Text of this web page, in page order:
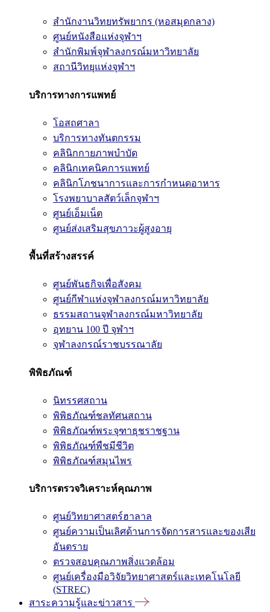
สำนักงานวิทยทรัพยากร (หอสมุดกลาง)
ศูนย์หนังสือแห่งจุฬาฯ
สำนักพิมพ์จุฬาลงกรณ์มหาวิทยาลัย
สถานีวิทยุแห่งจุฬาฯ
บริการทางการแพทย์
โอสถศาลา
บริการทางทันตกรรม
คลินิกกายภาพบำบัด
คลินิกเทคนิคการแพทย์
คลินิกโภชนาการและการกำหนดอาหาร
โรงพยาบาลสัตว์เล็กจุฬาฯ
ศูนย์เอ็มเน็ต
ศูนย์ส่งเสริมสุขภาวะผู้สูงอายุ
พื้นที่สร้างสรรค์
ศูนย์พันธกิจเพื่อสังคม
ศูนย์กีฬาแห่งจุฬาลงกรณ์มหาวิทยาลัย
ธรรมสถานจุฬาลงกรณ์มหาวิทยาลัย
อุทยาน 100 ปี จุฬาฯ
จุฬาลงกรณ์ราชบรรณาลัย
พิพิธภัณฑ์
นิทรรศสถาน
พิพิธภัณฑ์ชลทัศนสถาน
พิพิธภัณฑ์พระจุฑาธุชราชฐาน
พิพิธภัณฑ์พืชมีชีวิต
พิพิธภัณฑ์สมุนไพร
บริการตรวจวิเคราะห์คุณภาพ
ศูนย์วิทยาศาสตร์ฮาลาล
ศูนย์ความเป็นเลิศด้านการจัดการสารและของเสีย
อันตราย
ตรวจสอบคุณภาพสิ่งแวดล้อม
ศูนย์เครื่องมือวิจัยวิทยาศาสตร์และเทคโนโลยี
(STREC)
สาระความรู้และข่าวสาร